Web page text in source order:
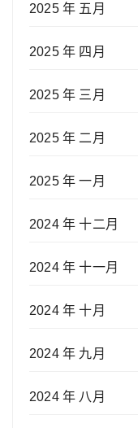
2025 年 五月
2025 年 四月
2025 年 三月
2025 年 二月
2025 年 一月
2024 年 十二月
2024 年 十一月
2024 年 十月
2024 年 九月
2024 年 八月